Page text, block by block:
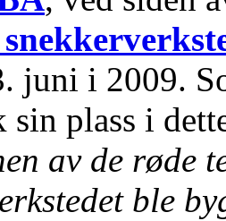
juni i 2009.
sin plass i
av de røde
ble